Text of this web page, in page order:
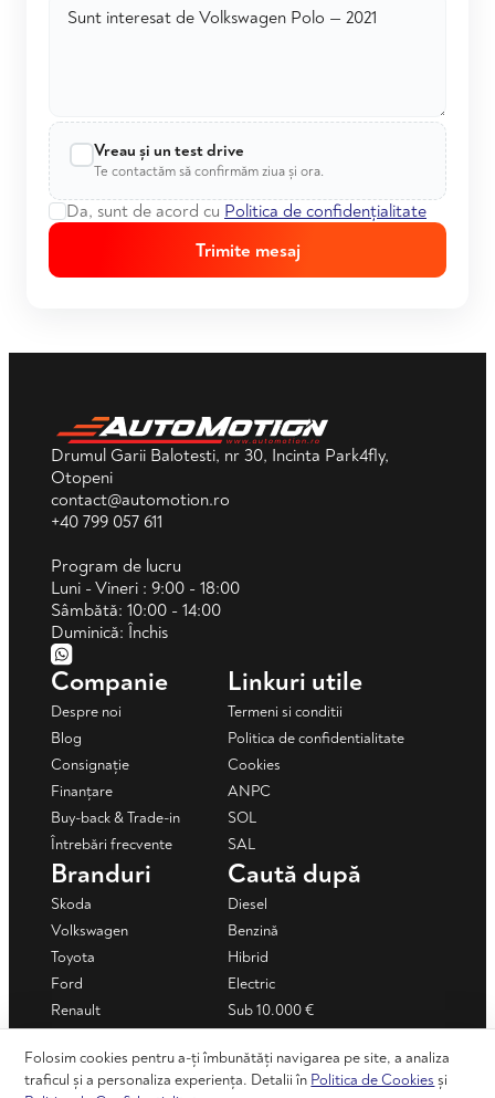
Vreau și un test drive
Te contactăm să confirmăm ziua și ora.
Da, sunt de acord cu Politica de confidențialitate
Trimite mesaj
Drumul Garii Balotesti, nr 30, Incinta Park4fly,
Otopeni
contact@automotion.ro
+40 799 057 611
Program de lucru
Luni - Vineri : 9:00 - 18:00
Sâmbătă: 10:00 - 14:00
Duminică: Închis
Companie
Despre noi
Blog
Consignație
Finanțare
Buy-back & Trade-in
Întrebări frecvente
Linkuri utile
Termeni si conditii
Politica de confidentialitate
Cookies
ANPC
SOL
SAL
Branduri
Skoda
Volkswagen
Toyota
Ford
Renault
Dacia
+ Vezi toate
Caută după
Diesel
Benzină
Hibrid
Electric
Sub 10.000 €
Mașini în rate
Folosim cookies pentru a-ți îmbunătăți navigarea pe site, a analiza
traficul și a personaliza experiența. Detalii în Politica de Cookies și